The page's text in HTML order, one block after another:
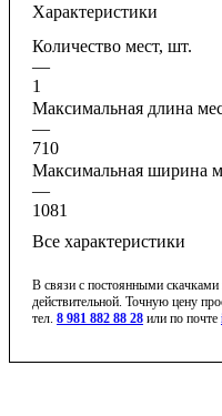
Характеристики
Количество мест, шт.
—
1
Максимальная длина
—
710
Максимальная ширина
—
1081
Все характеристики
В связи с постоянными
действительной. Точную цену
тел. 8 981 882 88 28 или по почте